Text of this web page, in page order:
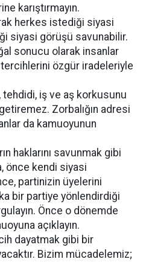
karıştırmayın.
herkes istediği siyasi
siyasi görüşü savunabilir.
sonucu olarak insanlar
özgür iradeleriyle
tehdidi, iş ve aş korkusunu
Zorbalığın adresi
da kamuoyunun
haklarını savunmak gibi
önce kendi siyasi
partinizin üyelerini
bir partiye yönlendirdiği
Önce o dönemde
açıklayın.
dayatmak gibi bir
Bizim mücadelemiz;